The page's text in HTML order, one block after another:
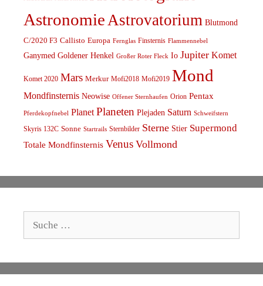
AstronomieAstrovatorium Blutmond
C/2020 F3 Callisto Europa Fernglas Finsternis Flammennebel
Ganymed Goldener Henkel Großer Roter Fleck Io Jupiter Komet
Komet 2020 Mars Merkur Mofi2018 Mofi2019 Mond
Mondfinsternis Neowise Offener Sternhaufen Orion Pentax
Pferdekopfnebel Planet Planeten Plejaden Saturn Schweifstern
Skyris 132C Sonne Startrails Sternbilder Sterne Stier Supermond
Totale Mondfinsternis Venus Vollmond